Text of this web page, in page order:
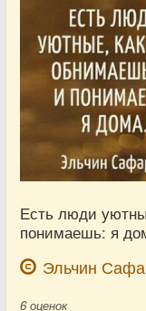
Есть люди
понимаешь: я
Эльчин
6 оценок